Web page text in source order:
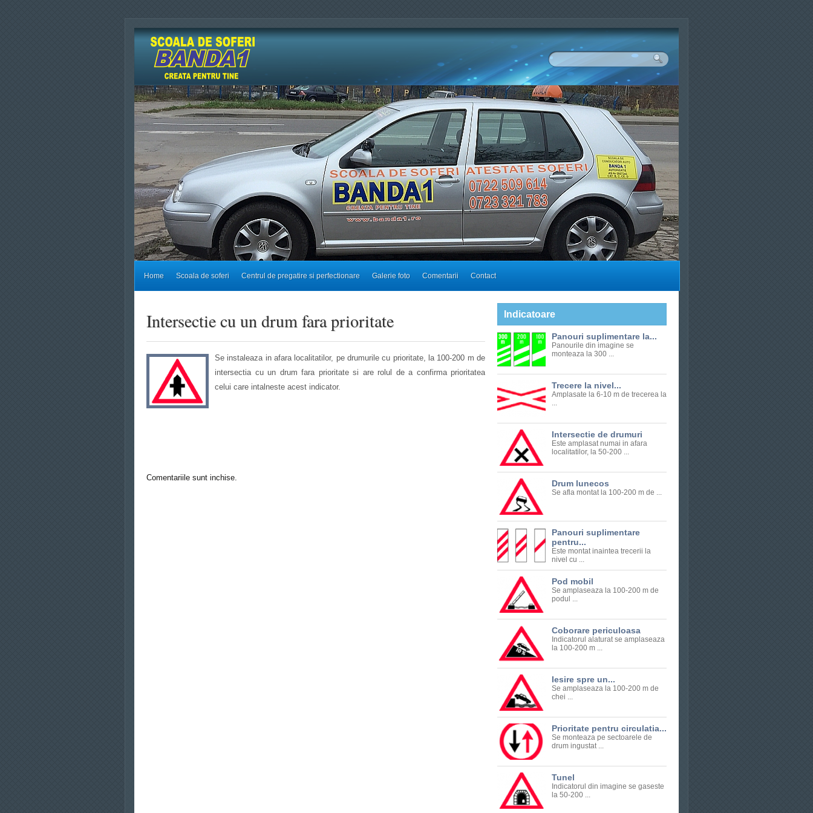
Home Scoala de soferi Centrul de pregatire si perfectionare Galerie foto Comentarii Contact
Intersectie cu un drum fara prioritate
Se instaleaza in afara localitatilor, pe drumurile cu prioritate, la 100-200 m de
intersectia cu un drum fara prioritate si are rolul de a confirma prioritatea
celui care intalneste acest indicator.
Comentariile sunt inchise.
Indicatoare
Panouri suplimentare la...
Panourile din imagine se
monteaza la 300 ...
Trecere la nivel...
Amplasate la 6-10 m de trecerea la
...
Intersectie de drumuri
Este amplasat numai in afara
localitatilor, la 50-200 ...
Drum lunecos
Se afla montat la 100-200 m de ...
Panouri suplimentare
pentru...
Este montat inaintea trecerii la
nivel cu ...
Pod mobil
Se amplaseaza la 100-200 m de
podul ...
Coborare periculoasa
Indicatorul alaturat se amplaseaza
la 100-200 m ...
Iesire spre un...
Se amplaseaza la 100-200 m de
chei ...
Prioritate pentru circulatia...
Se monteaza pe sectoarele de
drum ingustat ...
Tunel
Indicatorul din imagine se gaseste
la 50-200 ...